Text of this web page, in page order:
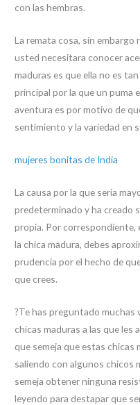
con las hembras.
La remata cosa, sin embargo
usted necesitara conocer
maduras es que ella no es
principal por la que un puma
aventura es por motivo de
sentimiento y la variedad en
mujeres bonitas de India
La causa por la que seri­a
predeterminado y ha creado
propia. Por correspondiente,
la chica madura, debes
prudencia por el hecho de
que crees.
?Te has preguntado
chicas maduras a las que les
que semeja que estas
saliendo con algunos chicos
semeja obtener ninguna
leyendo para destapar que